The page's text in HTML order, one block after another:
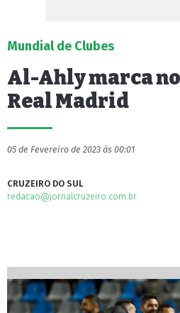
Mundial de Clubes
Al-Ahly marca no
Real Madrid
05 de Fevereiro de 2023 às 00:01
CRUZEIRO DO SUL
redacao@jornalcruzeiro.com.br